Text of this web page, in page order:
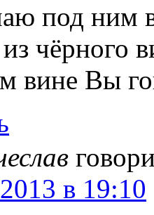
под ним
чёрного
вине Вы
в 19:10